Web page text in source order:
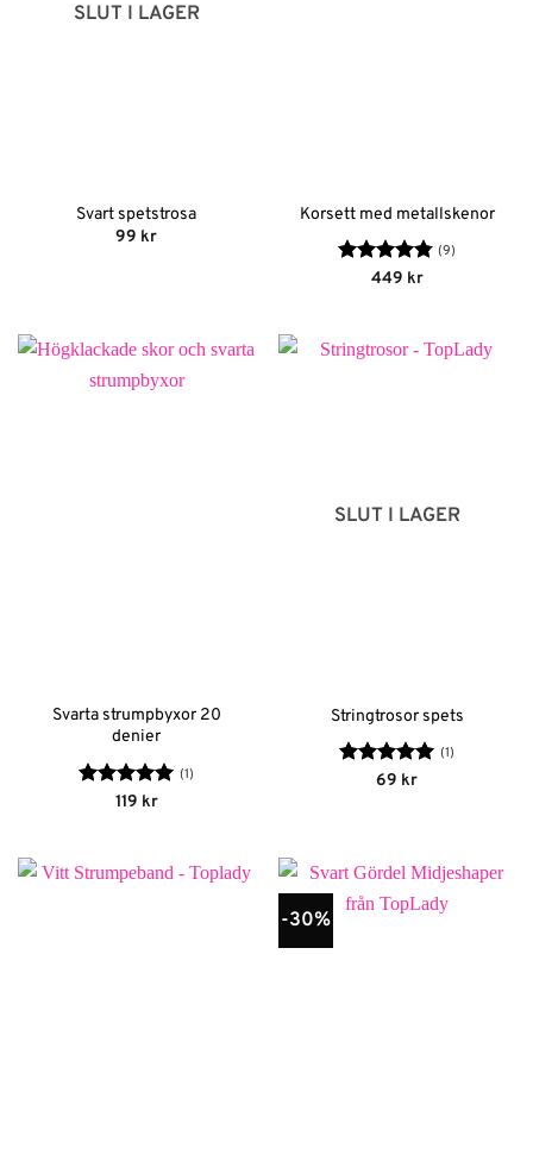
SLUT I LAGER
Svart spetstrosa
99 kr
Korsett med metallskenor
Betygsatt
(9)
449 kr
Svarta strumpbyxor 20
denier
Betygsatt
(1)
119 kr
SLUT I LAGER
Stringtrosor spets
Betygsatt
(1)
69 kr
-30%